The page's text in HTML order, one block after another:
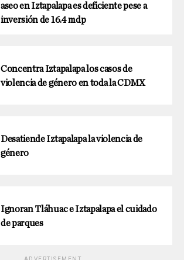
aseo en Iztapalapa es deficiente pese a
inversión de 16.4 mdp
Concentra Iztapalapa los casos de
violencia de género en toda la CDMX
Desatiende Iztapalapa la violencia de
género
Ignoran Tláhuac e Iztapalapa el cuidado
de parques